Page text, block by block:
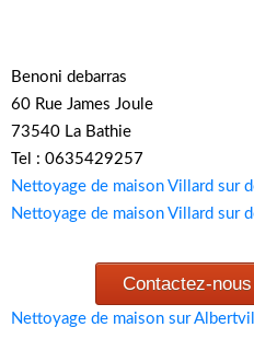
Benoni debarras
60 Rue James Joule
73540 La Bathie
Tel : 0635429257
Nettoyage de maison Villard sur
Nettoyage de maison Villard sur
Contactez-
Nettoyage de maison sur